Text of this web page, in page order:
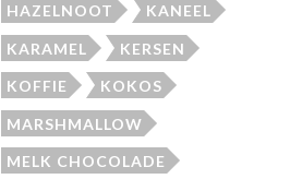
HAZELNOOT KANEEL
KARAMEL KERSEN
KOFFIE KOKOS
MARSHMALLOW
MELK CHOCOLADE